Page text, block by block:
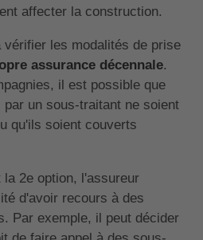
affecter la construction.
vérifier les modalités de prise
assurance décennale.
il est possible que
un sous-traitant ne soient
qu'ils soient couverts
2e option, l'assureur
d'avoir recours à des
Par exemple, il peut décider